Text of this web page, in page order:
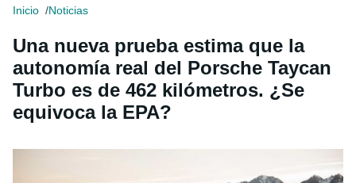
Inicio Noticias
Una nueva prueba estima que la
autonomía real del Porsche Taycan
Turbo es de 462 kilómetros. ¿Se
equivoca la EPA?